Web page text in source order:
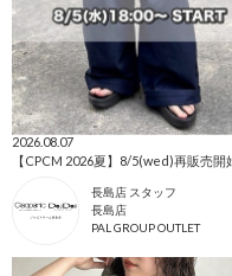
2026.08.07
長島店 スタッフ
長島店
PAL GROUP OUTLET